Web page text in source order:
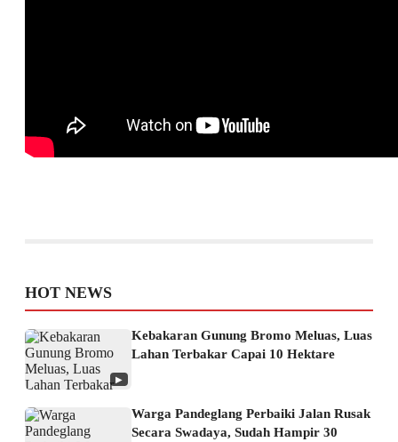
HOT NEWS
▶
Kebakaran Gunung Bromo Meluas, Luas
Lahan Terbakar Capai 10 Hektare
Warga Pandeglang Perbaiki Jalan Rusak
Secara Swadaya, Sudah Hampir 30